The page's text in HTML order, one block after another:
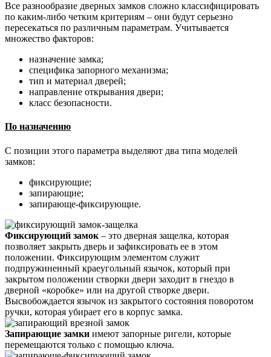
Все разнообразие дверных замков сложно классифицировать
по каким-либо четким критериям – они будут серьезно
пересекаться по различным параметрам. Учитывается
множество факторов:
назначение замка;
специфика запорного механизма;
тип и материал дверей;
направление открывания двери;
класс безопасности.
По назначению
С позиции этого параметра выделяют два типа моделей
замков:
фиксирующие;
запирающие;
запирающе-фиксирующие.
Фиксирующий замок – это дверная защелка, которая
позволяет закрыть дверь и зафиксировать ее в этом
положении. Фиксирующим элементом служит
подпружиненный краеугольный язычок, который при
закрытом положении створки двери заходит в гнездо в
дверной «коробке» или на другой створке двери.
Высвобождается язычок из закрытого состояния поворотом
ручки, которая убирает его в корпус замка.
Запирающие замки имеют запорные ригели, которые
перемещаются только с помощью ключа.